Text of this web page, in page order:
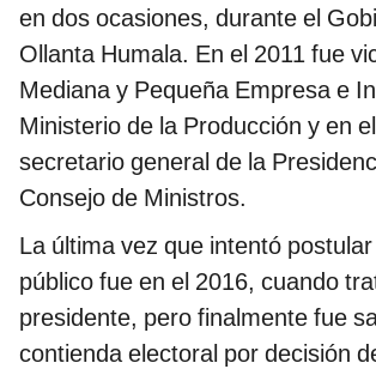
en dos ocasiones, durante el
Ollanta Humala. En el 2011 fue
Mediana y Pequeña Empresa e
Ministerio de la Producción y en
secretario general de la
Consejo de Ministros.
La última vez que intentó
público fue en el 2016, cuando
presidente, pero finalmente fue
contienda electoral por decisión